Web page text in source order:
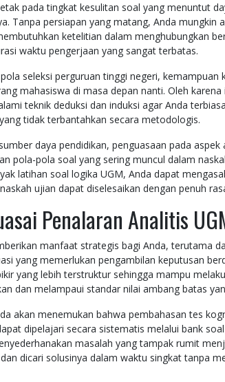
pada tingkat kesulitan soal yang menuntut
Tanpa persiapan yang matang, Anda mungkin
ketelitian dalam menghubungkan
waktu pengerjaan yang sangat terbatas.
seleksi perguruan tinggi negeri,
mahasiswa di masa depan nanti. Oleh
teknik deduksi dan induksi agar Anda
tidak terbantahkan secara metodologis.
daya pendidikan, penguasaan pada aspek
pola-pola soal yang sering muncul dalam
latihan soal logika UGM, Anda dapat
ujian dapat diselesaikan dengan penuh
Penalaran Analitis
manfaat strategis bagi Anda, terutama
yang memerlukan pengambilan keputusan
yang lebih terstruktur sehingga mampu
dan melampaui standar nilai ambang batas
akan menemukan bahwa pembahasan tes
dipelajari secara sistematis melalui bank
masalah yang tampak rumit
dicari solusinya dalam waktu singkat tanpa